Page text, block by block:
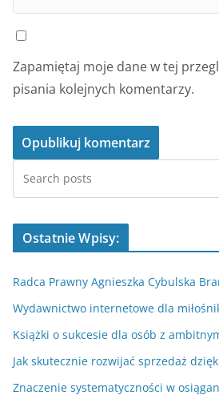
Zapamiętaj moje dane w tej
pisania kolejnych komentarzy.
Ostatnie Wpisy:
Radca Prawny Agnieszka Cybulska
Wydawnictwo internetowe dla
Książki o sukcesie dla osób z
Jak skutecznie rozwijać sprzedaż
Znaczenie systematyczności w